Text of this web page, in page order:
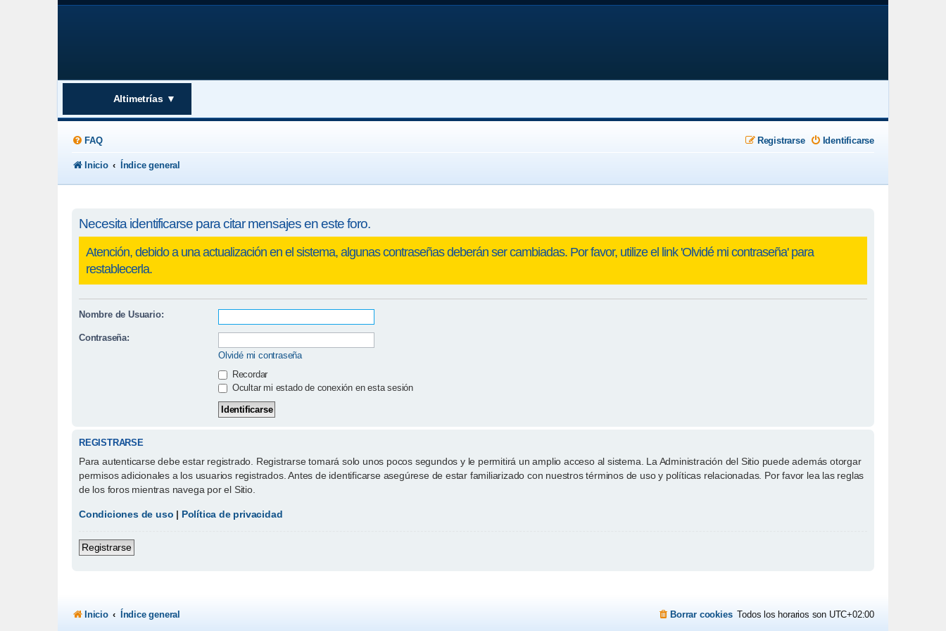
Altimetrías ▼
FAQ Identificarse
Registrarse
Inicio Índice general
Necesita identificarse para citar mensajes en este foro.
Nombre de Usuario:
Contraseña:
Olvidé mi contraseña
Recordar
Ocultar mi estado de conexión en esta sesión
REGISTRARSE
Para autenticarse debe estar registrado. Registrarse tomará solo unos pocos segundos y le permitirá un amplio acceso al sistema. La Administración del Sitio puede además otorgar
permisos adicionales a los usuarios registrados. Antes de identificarse asegúrese de estar familiarizado con nuestros términos de uso y políticas relacionadas. Por favor lea las reglas
de los foros mientras navega por el Sitio.
Condiciones de uso | Política de privacidad
Registrarse
Inicio Índice general Todos los horarios son UTC+02:00
Borrar cookies